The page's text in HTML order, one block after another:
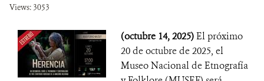
Views: 3053
(octubre 14, 2025)El próximo
20 de octubre de 2025, el
Museo Nacional de Etnografía